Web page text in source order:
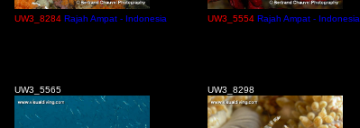
UW3_8284 Rajah Ampat - Indonesia UW3_5554 Rajah Ampat - Indonesia
UW3_5565 UW3_8298